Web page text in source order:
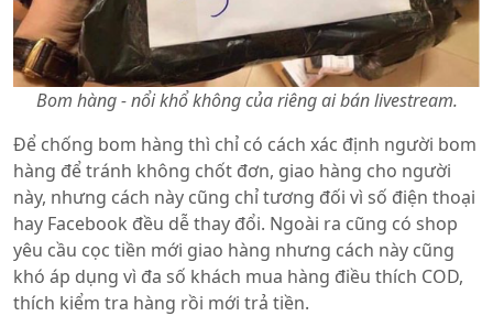
Bom hàng - nổi khổ không của riêng ai bán livestream.
Để chống bom hàng thì chỉ có cách xác định người bom
hàng để tránh không chốt đơn, giao hàng cho người
này, nhưng cách này cũng chỉ tương đối vì số điện thoại
hay Facebook đều dễ thay đổi. Ngoài ra cũng có shop
yêu cầu cọc tiền mới giao hàng nhưng cách này cũng
khó áp dụng vì đa số khách mua hàng điều thích COD,
thích kiểm tra hàng rồi mới trả tiền.